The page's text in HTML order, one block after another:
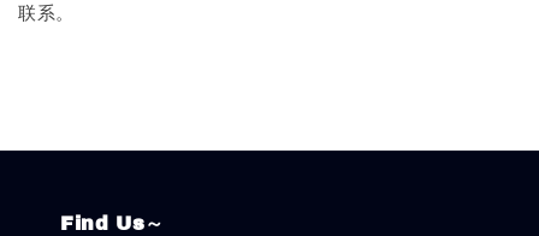
联系。
Find Us～